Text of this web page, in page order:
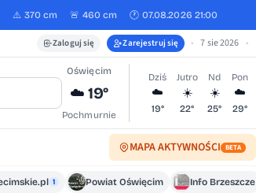
⚠️ 370 cm 🚨 460 cm 🕐 07.08.2026 21:00
Zaloguj się Zarejestruj się • 7 sie 2026 •
Oświęcim
☁️ 19°
Pochmurnie
Dziś
☁️
19°
Jutro
☀️
22°
Nd
☀️
25°
Pon
☁️
29°
MAPA AKTYWNOŚCI BETA
1 Powiat Oświęcim Info Brzeszcze